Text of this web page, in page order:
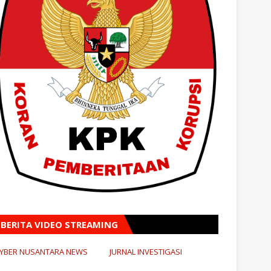
BERITA VIDEO STREAMING
NUSANTARA NEWS JURNAL INVESTIGASI